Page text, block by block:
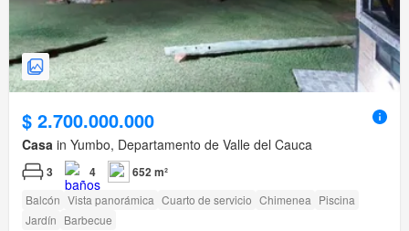
$ 2.700.000.000
Casa in Yumbo, Departamento de Valle del Cauca
3 4 652 m²
Balcón Vista panorámica Cuarto de servicio Chimenea Piscina
Jardín Barbecue